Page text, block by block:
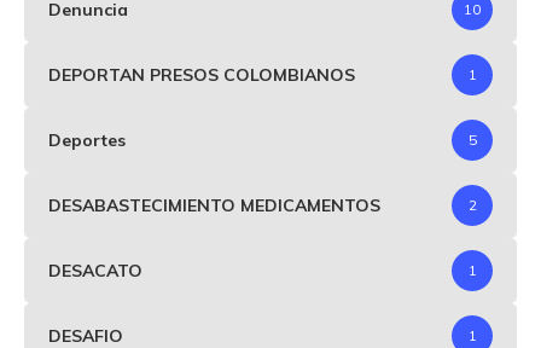
Denuncia 10
DEPORTAN PRESOS COLOMBIANOS 1
Deportes 5
DESABASTECIMIENTO MEDICAMENTOS 2
DESACATO 1
DESAFIO 1